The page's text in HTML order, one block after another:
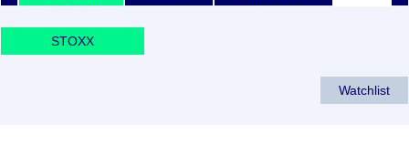
STOXX
Watchlist